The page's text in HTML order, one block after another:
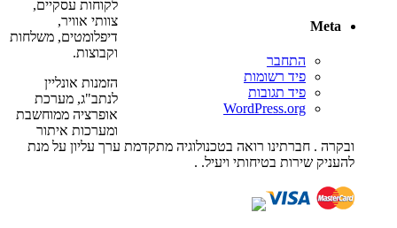
Meta
התחבר
פיד רשומות
פיד תגובות
WordPress.org
לקוחות עסקיים,
צוותי אוויר,
דיפלומטים, משלחות
וקבוצות.
הזמנות אונליין
לנתב"ג, מערכת
אופרציה ממוחשבת
ומערכות איתור
ובקרה . חברתינו רואה בטכנולוגיה מתקדמת ערך עליון על מנת
להעניק שירות בטיחותי ויעיל. .